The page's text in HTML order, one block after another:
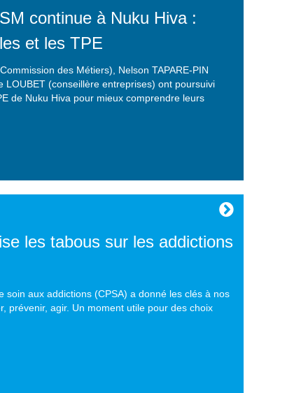
continue à Nuku Hiva :
et les TPE
des Métiers), Nelson TAPARE-PIN
(conseillère entreprises) ont poursuivi
de Nuku Hiva pour mieux comprendre leurs
les tabous sur les addictions
aux addictions (CPSA) a donné les clés à nos
prévenir, agir. Un moment utile pour des choix